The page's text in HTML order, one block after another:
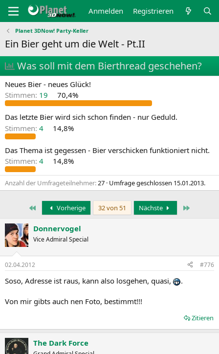
Anmelden Registrieren
Planet 3DNow! Party-Keller
Ein Bier geht um die Welt - Pt.II
U
m
f
r
a
g
e
Was soll mit dem Bierthread geschehen?
Neues Bier - neues Glück!
Stimmen: 19 70,4%
Das letzte Bier wird sich schon finden - nur Geduld.
Stimmen: 4 14,8%
Das Thema ist gegessen - Bier verschicken funktioniert nicht.
Stimmen: 4 14,8%
Anzahl der Umfrageteilnehmer 27 Umfrage geschlossen 15.01.2013.
Erste Vorherige 32 von 51 Nächste
Donnervogel
Vice Admiral Special
02.04.2012 #776
Soso, Adresse ist raus, kann also losgehen, quasi, .
Von mir gibts auch nen Foto, bestimmt!!!
Zitieren
The Dark Force